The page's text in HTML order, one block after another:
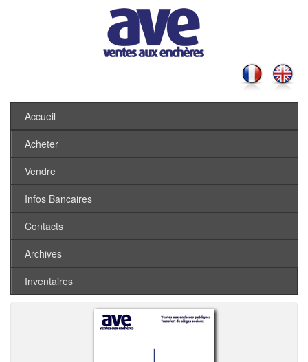
Accueil
Acheter
Vendre
Infos Bancaires
Contacts
Archives
Inventaires